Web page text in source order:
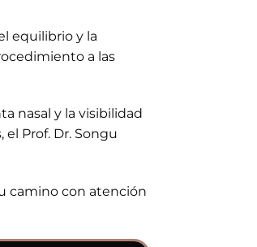
equilibrio y la
a las
nasal y la visibilidad
Prof. Dr. Songu
camino con atención